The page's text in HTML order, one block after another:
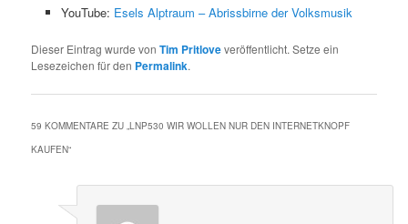
YouTube: Esels Alptraum – Abrissbirne der Volksmusik
Dieser Eintrag wurde vonTim Pritloveveröffentlicht. Setze ein
Lesezeichen für den Permalink.
59 KOMMENTARE ZU „LNP530 WIR WOLLEN NUR DEN INTERNETKNOPF
KAUFEN“